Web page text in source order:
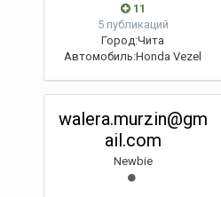
11
5 публикаций
Город:Чита
Автомобиль:Honda Vezel
walera.murzin@gm
ail.com
Newbie